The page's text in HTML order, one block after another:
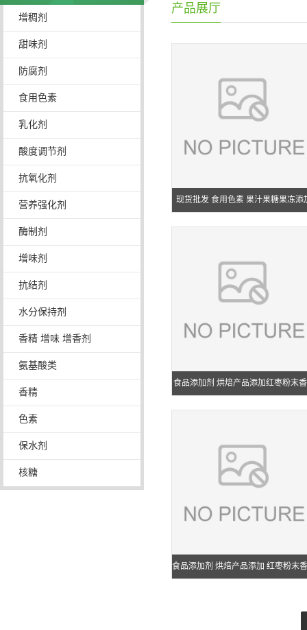
增稠剂
甜味剂
防腐剂
食用色素
乳化剂
酸度调节剂
抗氧化剂
营养强化剂
酶制剂
增味剂
抗结剂
水分保持剂
香精 增味 增香剂
氨基酸类
香精
色素
保水剂
核糖
产品展厅
现货批发 食用色素 果汁果糖果冻添
食品添加剂 烘焙产品添加红枣粉末
食品添加剂 烘焙产品添加 红枣粉末